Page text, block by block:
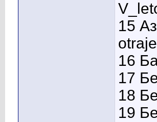
15
16
17
18
19